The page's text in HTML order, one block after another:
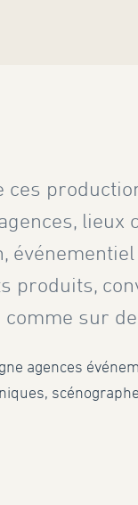
ces
produits,
sur
agences